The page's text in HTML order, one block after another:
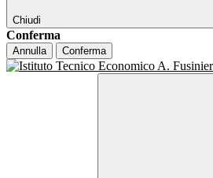
Chiudi
Conferma
Annulla Conferma